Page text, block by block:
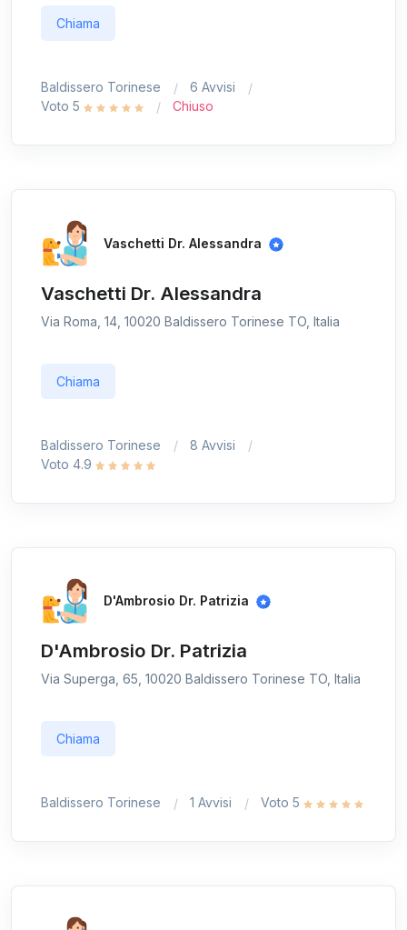
Chiama
Baldissero Torinese
6 Avvisi
Voto 5
Chiuso
Vaschetti Dr. Alessandra
Vaschetti Dr. Alessandra
Via Roma, 14, 10020 Baldissero Torinese TO, Italia
Chiama
Baldissero Torinese
8 Avvisi
Voto 4.9
D'Ambrosio Dr. Patrizia
D'Ambrosio Dr. Patrizia
Via Superga, 65, 10020 Baldissero Torinese TO, Italia
Chiama
Baldissero Torinese 1 Avvisi Voto 5